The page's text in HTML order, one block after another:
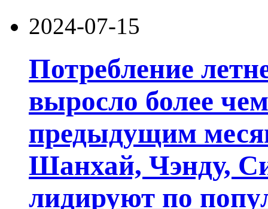
2024-07-15
Потребление
выросло более
предыдущим
Шанхай, Чэнду,
лидируют по